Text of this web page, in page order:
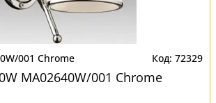
001 Chrome 72329
MA02640W/001 Chrome